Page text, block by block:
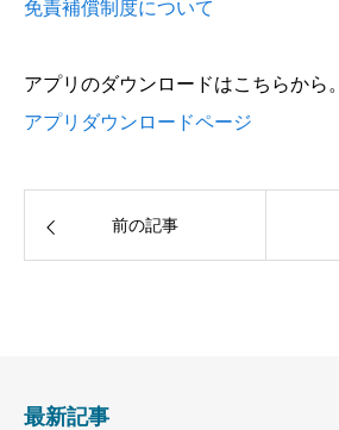
免責補償制度について
アプリのダウンロードはこちらから。
アプリダウンロードページ
前の記事
最新記事